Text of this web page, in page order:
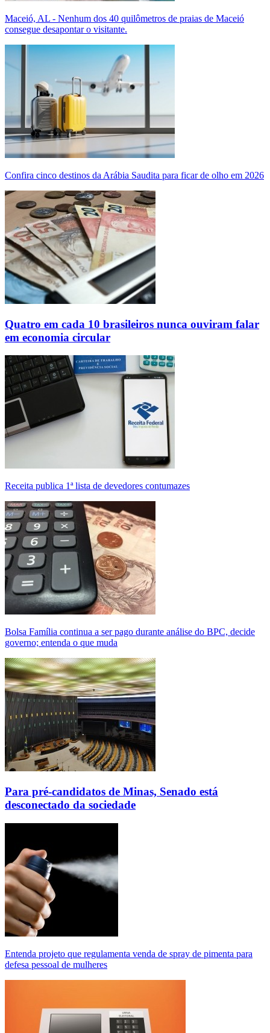
Maceió, AL - Nenhum dos 40 quilômetros de praias de Maceió
consegue desapontar o visitante.
Confira cinco destinos da Arábia Saudita para ficar de olho em 2026
Quatro em cada 10 brasileiros nunca ouviram falar
em economia circular
Receita publica 1ª lista de devedores contumazes
Bolsa Família continua a ser pago durante análise do BPC, decide
governo; entenda o que muda
Para pré-candidatos de Minas, Senado está
desconectado da sociedade
Entenda projeto que regulamenta venda de spray de pimenta para
defesa pessoal de mulheres